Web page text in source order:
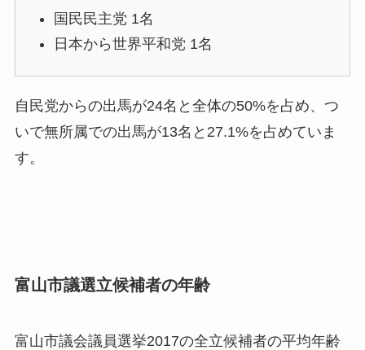
国民民主党 1名
日本から世界平和党 1名
自民党からの出馬が24名と全体の50%を占め、つ
いで無所属での出馬が13名と27.1%を占めていま
す。
富山市議選立候補者の年齢
富山市議会議員選挙2017の全立候補者の平均年齢